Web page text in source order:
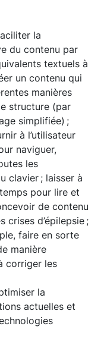
la
du contenu par
textuels à
un contenu qui
manières
structure (par
simplifiée) ;
à l’utilisateur
naviguer,
les
clavier ; laisser à
pour lire et
de contenu
crises d’épilepsie ;
faire en sorte
manière
corriger les
la
actuelles et